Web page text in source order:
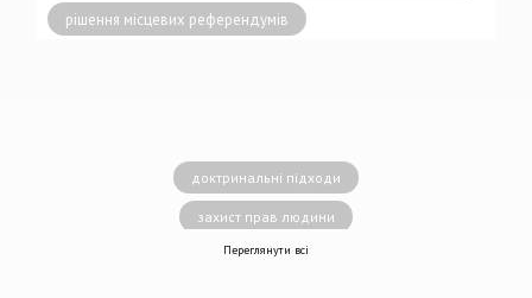
рішення місцевих референдумів
доктринальні підходи
захист прав людини
децентралізація влади
Переглянути всі